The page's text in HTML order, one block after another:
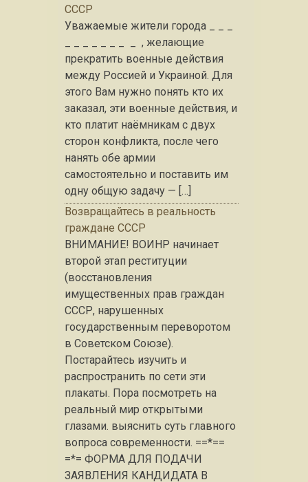
СССР
Уважаемые жители города _ _ _
_ _ _ _ _ _ _ _ , желающие
прекратить военные действия
между Россией и Украиной. Для
этого Вам нужно понять кто их
заказал, эти военные действия, и
кто платит наёмникам с двух
сторон конфликта, после чего
нанять обе армии
самостоятельно и поставить им
одну общую задачу — […]
Возвращайтесь в реальность
граждане СССР
ВНИМАНИЕ! ВОИНР начинает
второй этап реституции
(восстановления
имущественных прав граждан
СССР, нарушенных
государственным переворотом
в Советском Союзе).
Постарайтесь изучить и
распространить по сети эти
плакаты. Пора посмотреть на
реальный мир открытыми
глазами. выяснить суть главного
вопроса современности. ==*==
=*= ФОРМА ДЛЯ ПОДАЧИ
ЗАЯВЛЕНИЯ КАНДИДАТА В